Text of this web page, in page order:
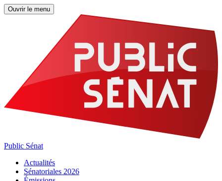
Ouvrir le menu
Public Sénat
Actualités
Sénatoriales 2026